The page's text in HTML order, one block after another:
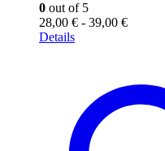
0 out of 5
28,00 € - 39,00 €
Details